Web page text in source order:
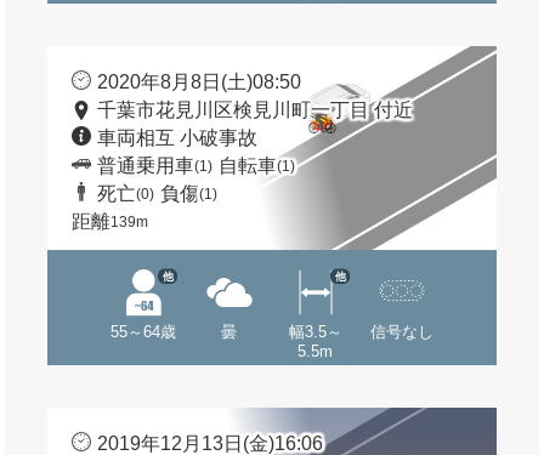
2020年8月8日(土)08:50
千葉市花見川区検見川町一丁目 付近
車両相互 小破事故
普通乗用車(1) 自転車(1)
死亡(0) 負傷(1)
距離139m
55～64歳
他
曇
幅3.5～
5.5m
他
信号なし
2019年12月13日(金)16:06